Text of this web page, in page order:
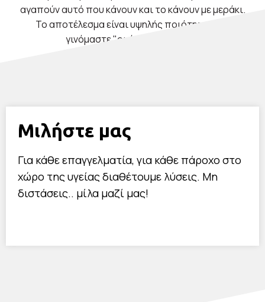
αγαπούν αυτό που κάνουν και το κάνουν με μεράκι.
Το αποτέλεσμα είναι υψηλής ποιότητας και
γινόμαστε "οι άνθρωποι σας".
Μιλήστε μας
Για κάθε επαγγελματία, για κάθε πάροχο στο
χώρο της υγείας διαθέτουμε λύσεις. Μη
διστάσεις.. μίλα μαζί μας!